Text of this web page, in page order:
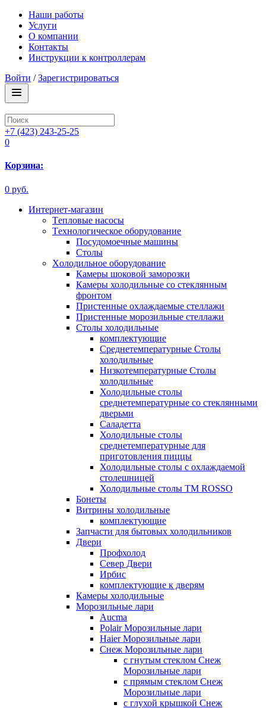
Наши работы
Услуги
О компании
Контакты
Инструкции к контроллерам
Войти /Зарегистрироваться
+7 (423) 243-25-25
0
Корзина:
0 руб.
Интернет-магазин
Tепловые насосы
Tехнологическое оборудование
Посудомоечные машины
Столы
Xолодильное оборудование
Камеры шоковой заморозки
Камеры холодильные со стеклянным
фронтом
Пристенные охлаждаемые стеллажи
Пристенные морозильные стеллажи
Столы холодильные
комплектующие
Среднетемпературные Столы
холодильные
Низкотемпературные Столы
холодильные
Холодильные столы
среднетемпературные со стеклянными
дверьми
Саладетта
Холодильные столы
среднетемпературные для
приготовления пиццы
Холодильные столы с охлаждаемой
столешницей
Холодильные столы ТМ ROSSO
Бонеты
Витрины холодильные
комплектующие
Запчасти для бытовых холодильников
Двери
Профхолод
Север Двери
Ирбис
комплектующие к дверям
Камеры холодильные
Морозильные лари
Aucma
Polair Морозильные лари
Haier Морозильные лари
Снеж Морозильные лари
с гнутым стеклом Снеж
Морозильные лари
с прямым стеклом Снеж
Морозильные лари
с глухой крышкой Снеж